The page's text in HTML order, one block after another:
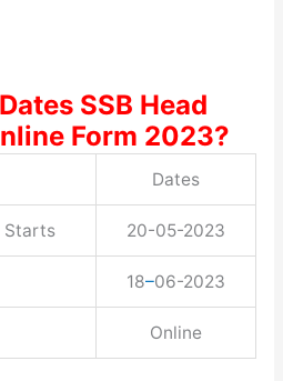
SSB Head
Form 2023?
Dates
Starts 20-05-2023
18–06-2023
Online